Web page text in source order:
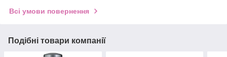
Всі умови повернення
Подібні товари компанії